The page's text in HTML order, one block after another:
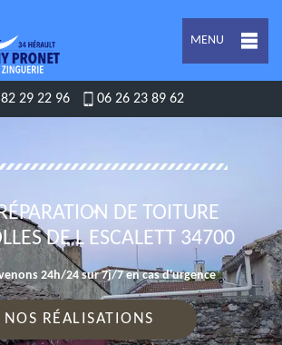
MENU
29 22 96 06 26 23 89 62
DE TOITURE
DE L ESCALETT 34700
24h/24 sur 7j/7 en cas d'urgence
NOS RÉALISATIONS